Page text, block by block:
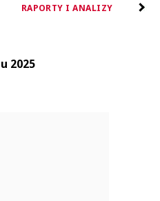
RAPORTY I ANALIZY
2025